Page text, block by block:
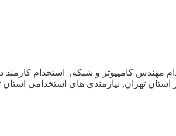
کامپیوتر و شبکه, استخدام کارمند در
استان تهران, نیازمندی های استخدامی